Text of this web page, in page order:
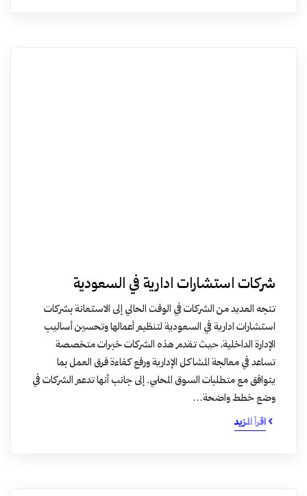
شركات استشارات ادارية في السعودية
تتجه العديد من الشركات في الوقت الحالي إلى الاستعانة بشركات
استشارات ادارية في السعودية لتنظيم أعمالها وتحسين أساليب
الإدارة الداخلية، حيث تقدم هذه الشركات خبرات متخصصة
تساعد في معالجة المشاكل الإدارية ورفع كفاءة فرق العمل بما
يتوافق مع متطلبات السوق المحلي. إلى جانب أنها تدعم الشركات في
وضع خطط واضحة…
اقرأ المزيد